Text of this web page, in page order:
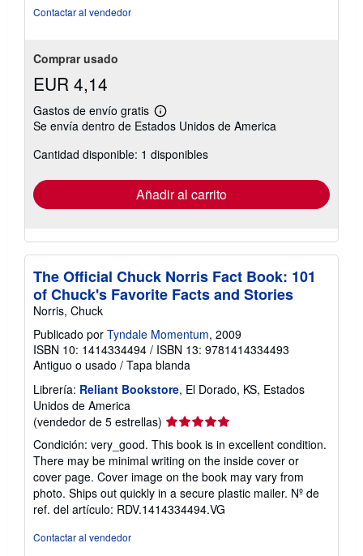
Contactar al vendedor
Comprar usado
EUR 4,14
Gastos de envío gratis
Más
información
las
tarifas
envío
Se envía dentro de Estados Unidos de America
Cantidad disponible: 1 disponibles
Añadir al carrito
The Official Chuck Norris Fact Book: 101
of Chuck's Favorite Facts and Stories
Norris, Chuck
Publicado por Tyndale Momentum, 2009
ISBN 10: 1414334494 / ISBN 13: 9781414334493
Antiguo o usado / Tapa blanda
Librería: Reliant Bookstore, El Dorado, KS, Estados
Unidos de America
(vendedor de 5 estrellas) Calificación
del
vendedor:
5
de
5
estrellas
Condición: very_good. This book is in excellent condition.
There may be minimal writing on the inside cover or
cover page. Cover image on the book may vary from
photo. Ships out quickly in a secure plastic mailer. Nº de
ref. del artículo: RDV.1414334494.VG
Contactar al vendedor